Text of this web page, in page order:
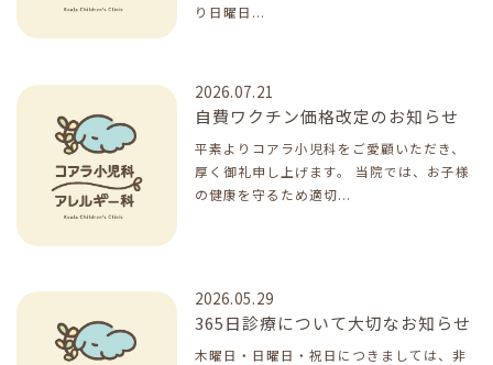
り日曜日...
2026.07.21
自費ワクチン価格改定のお知らせ
平素よりコアラ小児科をご愛顧いただき、
厚く御礼申し上げます。 当院では、お子様
の健康を守るため適切...
2026.05.29
365日診療について大切なお知らせ
木曜日・日曜日・祝日につきましては、非